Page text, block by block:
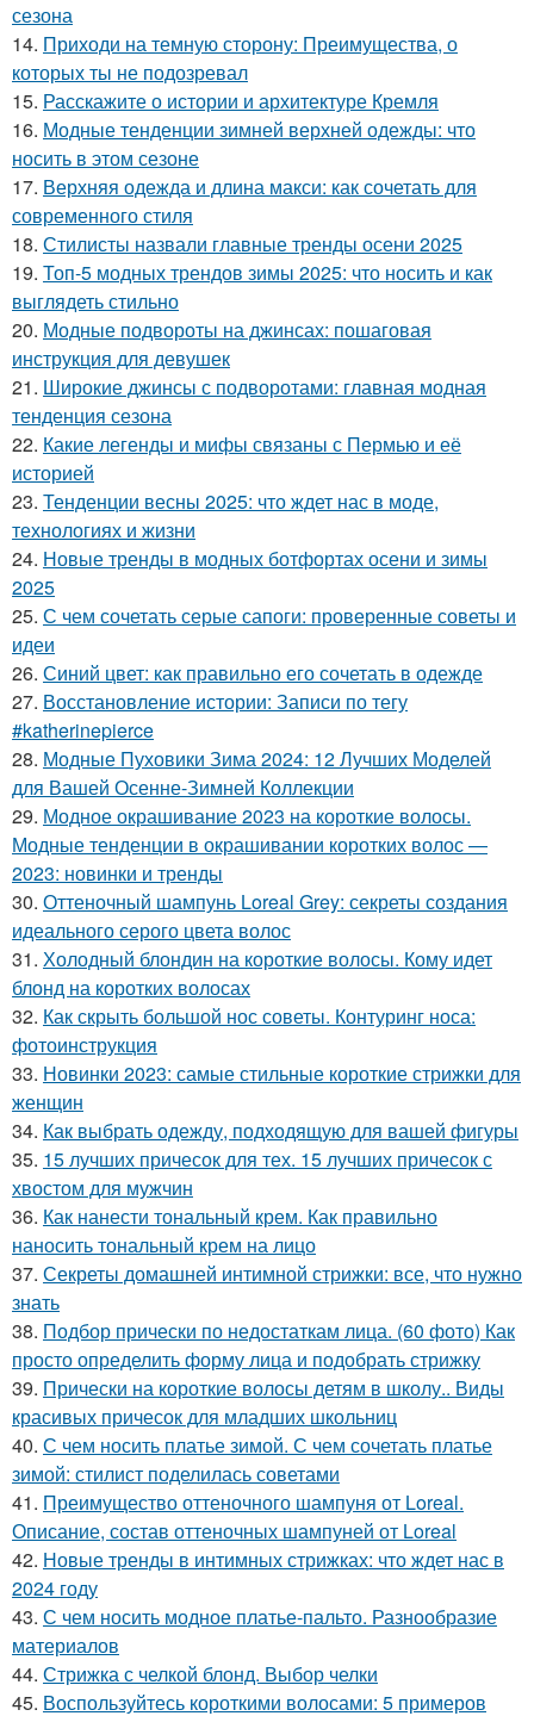
сезона
14. Приходи на темную сторону: Преимущества, о
которых ты не подозревал
15. Расскажите о истории и архитектуре Кремля
16. Модные тенденции зимней верхней одежды: что
носить в этом сезоне
17. Верхняя одежда и длина макси: как сочетать для
современного стиля
18. Стилисты назвали главные тренды осени 2025
19. Топ-5 модных трендов зимы 2025: что носить и как
выглядеть стильно
20. Модные подвороты на джинсах: пошаговая
инструкция для девушек
21. Широкие джинсы с подворотами: главная модная
тенденция сезона
22. Какие легенды и мифы связаны с Пермью и её
историей
23. Тенденции весны 2025: что ждет нас в моде,
технологиях и жизни
24. Новые тренды в модных ботфортах осени и зимы
2025
25. С чем сочетать серые сапоги: проверенные советы и
идеи
26. Синий цвет: как правильно его сочетать в одежде
27. Восстановление истории: Записи по тегу
#katherinepierce
28. Модные Пуховики Зима 2024: 12 Лучших Моделей
для Вашей Осенне-Зимней Коллекции
29. Модное окрашивание 2023 на короткие волосы.
Модные тенденции в окрашивании коротких волос —
2023: новинки и тренды
30. Оттеночный шампунь Loreal Grey: секреты создания
идеального серого цвета волос
31. Холодный блондин на короткие волосы. Кому идет
блонд на коротких волосах
32. Как скрыть большой нос советы. Контуринг носа:
фотоинструкция
33. Новинки 2023: самые стильные короткие стрижки для
женщин
34. Как выбрать одежду, подходящую для вашей фигуры
35. 15 лучших причесок для тех. 15 лучших причесок с
хвостом для мужчин
36. Как нанести тональный крем. Как правильно
наносить тональный крем на лицо
37. Секреты домашней интимной стрижки: все, что нужно
знать
38. Подбор прически по недостаткам лица. (60 фото) Как
просто определить форму лица и подобрать стрижку
39. Прически на короткие волосы детям в школу.. Виды
красивых причесок для младших школьниц
40. С чем носить платье зимой. С чем сочетать платье
зимой: стилист поделилась советами
41. Преимущество оттеночного шампуня от Loreal.
Описание, состав оттеночных шампуней от Loreal
42. Новые тренды в интимных стрижках: что ждет нас в
2024 году
43. С чем носить модное платье-пальто. Разнообразие
материалов
44. Стрижка с челкой блонд. Выбор челки
45. Воспользуйтесь короткими волосами: 5 примеров